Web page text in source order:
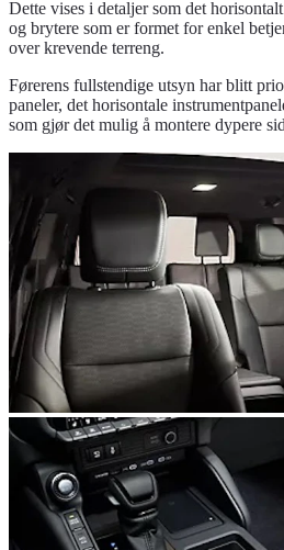
Dette vises i detaljer som det
og brytere som er formet for enkel
over krevende terreng.
Førerens fullstendige utsyn har blitt
paneler, det horisontale
som gjør det mulig å montere dypere